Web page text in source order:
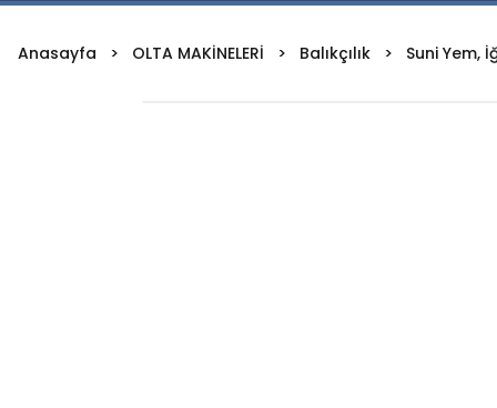
Anasayfa OLTA MAKİNELERİ Balıkçılık Suni Yem,